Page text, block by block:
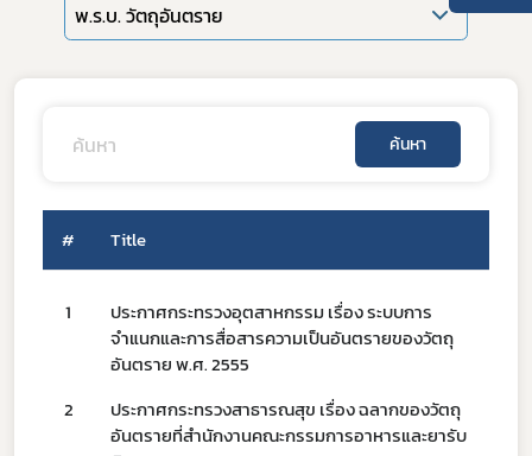
พ.ร.บ. วัตถุอันตราย
ค้นหา
# Title
1
ประกาศกระทรวงอุตสาหกรรม เรื่อง ระบบการ
จําแนกและการสื่อสารความเป็นอันตรายของวัตถุ
อันตราย พ.ศ. 2555
2
ประกาศกระทรวงสาธารณสุข เรื่อง ฉลากของวัตถุ
อันตรายที่สำนักงานคณะกรรมการอาหารและยารับ